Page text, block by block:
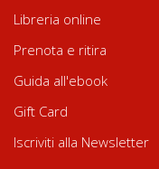
Libreria online
Prenota e ritira
Guida all'ebook
Gift Card
Iscriviti alla Newsletter